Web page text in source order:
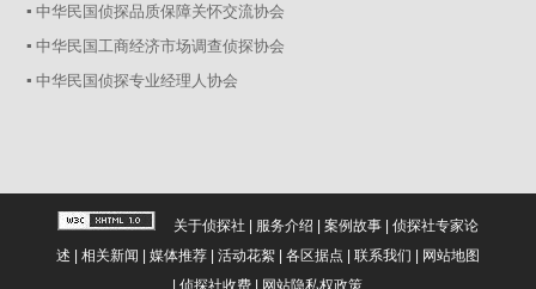
▪ 中华民国侦探品质保障关怀交流协会
▪ 中华民国工商经济市场调查侦探协会
▪ 中华民国侦探专业经理人协会
关于侦探社 | 服务介绍 | 案例故事| 侦探社专家论
述 | 相关新闻 | 媒体推荐| 活动花絮| 各区据点 | 联系我们 | 网站地图
|侦探社收费 | 网站隐私权政策